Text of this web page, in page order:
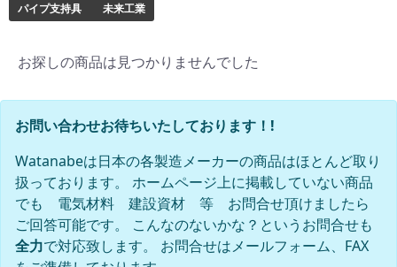
パイプ支持具 未来工業
お探しの商品は見つかりませんでした
お問い合わせお待ちいたしております！!
Watanabeは日本の各製造メーカーの商品はほとんど取り
扱っております。 ホームページ上に掲載していない商品
でも 電気材料 建設資材 等 お問合せ頂けましたら
ご回答可能です。 こんなのないかな？というお問合せも
全力で対応致します。 お問合せはメールフォーム、FAX